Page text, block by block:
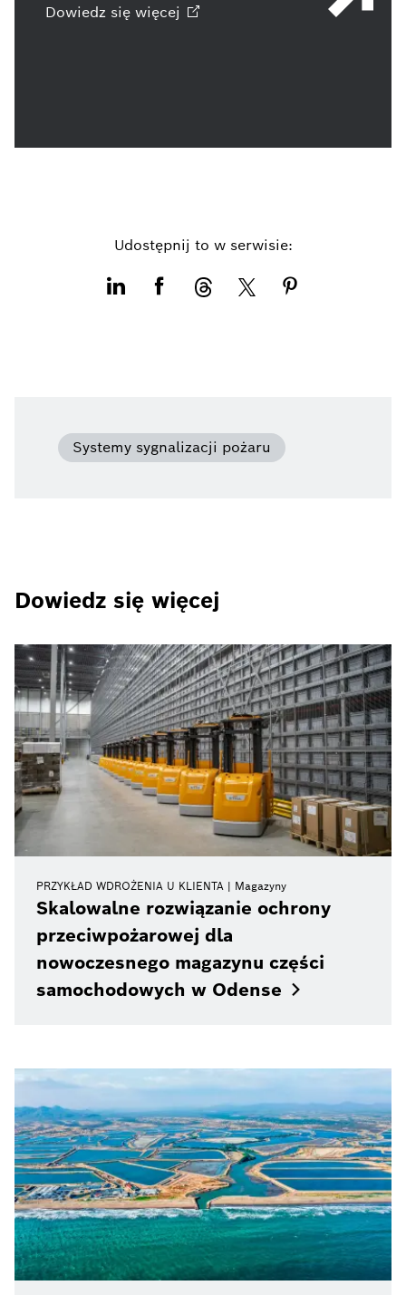
Dowiedz się więcej
Udostępnij to w serwisie:
Systemy sygnalizacji pożaru
Dowiedz się więcej
PRZYKŁAD WDROŻENIA U KLIENTA Magazyny
Skalowalne rozwiązanie ochrony
przeciwpożarowej dla
nowoczesnego magazynu części
samochodowych w Odense